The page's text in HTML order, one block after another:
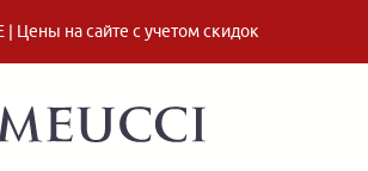
| Цены на сайте с учетом скидок